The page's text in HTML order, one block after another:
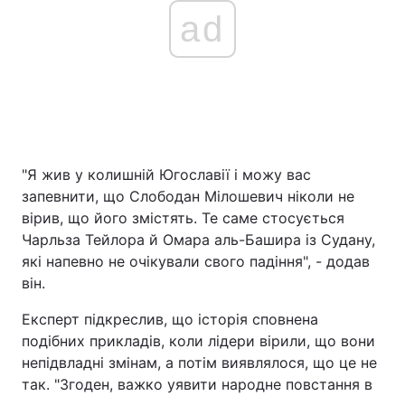
ad
"Я жив у колишній Югославії і можу вас
запевнити, що Слободан Мілошевич ніколи не
вірив, що його змістять. Те саме стосується
Чарльза Тейлора й Омара аль-Башира із Судану,
які напевно не очікували свого падіння", - додав
він.
Експерт підкреслив, що історія сповнена
подібних прикладів, коли лідери вірили, що вони
непідвладні змінам, а потім виявлялося, що це не
так. "Згоден, важко уявити народне повстання в